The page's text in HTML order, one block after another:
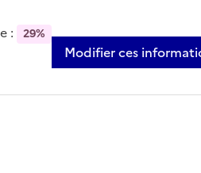
: 29%
Modifier ces